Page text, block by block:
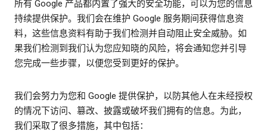
所有 Google 产品都内置了强大的安全功能，可以为您的信息
持续提供保护。我们会在维护 Google 服务期间获得信息资
料，这些信息资料有助于我们检测并自动阻止安全威胁。如
果我们检测到我们认为您应知晓的风险，将会通知您并引导
您完成一些步骤，以便您受到更好的保护。
我们会努力为您和 Google 提供保护，以防其他人在未经授权
的情况下访问、篡改、披露或破坏我们拥有的信息。为此，
我们采取了很多措施，其中包括：